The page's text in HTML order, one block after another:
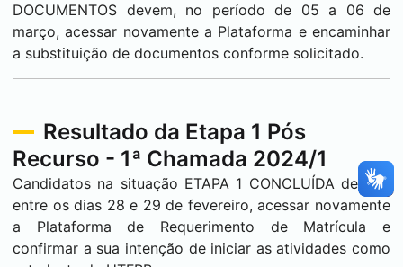
DOCUMENTOS devem, no período de 05 a 06 de
março, acessar novamente a Plataforma e encaminhar
a substituição de documentos conforme solicitado.
Resultado da Etapa 1 Pós
Recurso - 1ª Chamada 2024/1
Candidatos na situação ETAPA 1 CONCLUÍDA devem,
entre os dias 28 e 29 de fevereiro, acessar novamente
a Plataforma de Requerimento de Matrícula e
confirmar a sua intenção de iniciar as atividades como